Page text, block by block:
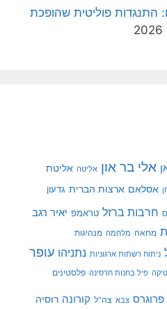
התנגדות פוליטית שהופכת
אלי בר און אליטה אליטת
אסלאם ארצות הברית גדעון
חרבות ברזל טראמפ יאיר רגב
מחאה מלחמה מנהיגות
ניתוח רשתות ארגוניות נתניהו עופר
פיל בחנות חרסינה פלסטינים
פרוגרס צבא צה"ל קורונה רוסיה